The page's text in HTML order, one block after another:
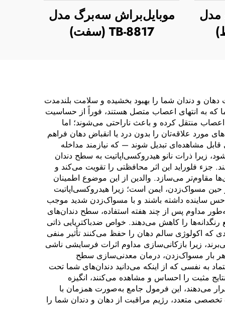
مدل
موبایل‌براش سه‌برگ مدل
TB-8817 (سفت)
دهان و دندان شما را بهبود بخشیده و سلامت بلندمدت
که به انتهای اعصاب متصل هستند، فوراً از حساسیت
منتقل کرده و باعث ناراحتی می‌شوند؛ اما
مورد علاقه‌تان را بدون درد یا انقباض دهان فراهم
مشاهده‌ای تبدیل شوند — که نیازمند مداخله
زیرا ذرات نانو هیدروکسی‌اپاتیت به سطح دندان
فلوراید این اثر محافظتی را تقویت می‌کند و
مقاوم‌تر می‌سازد. والدین از این موضوع اطمینان
مسواک‌زدن، ایمن است؛ زیرا هیدروکسی‌اپاتیت
ساینده داشته باشند و با مسواک‌زدن شدید موجب
مداوم پس از چند هفته استفاده، سطح دندان‌های
را کاهش می‌دهند. خواص ضدباکتریایی ذاتی
که اکولوژی سالم دهان را حفظ می‌کنند تأثیر منفی
زیرا بازکانی‌سازی مداوم اثرات فرسایشی ناشی
هر بار مسواک‌زدن، درمان معدنی‌سازی سطح
به نفسی که از اینکه می‌دانید دندان‌های شما تحت
مثبت را احساس و مشاهده می‌کنند، انگیزه
می‌دهند، این فرمول جامع به‌صورت همزمان با
متعدد، رژیم مراقبت از دهان و دندان شما را